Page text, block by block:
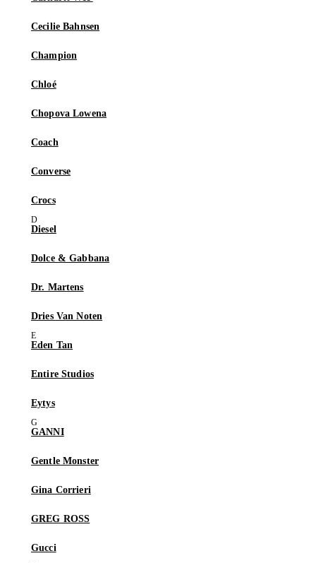
Cecilie Bahnsen
Champion
Chloé
Chopova Lowena
Coach
Converse
Crocs
Diesel
Dolce & Gabbana
Dr. Martens
Dries Van Noten
Eden Tan
Entire Studios
Eytys
GANNI
Gentle Monster
Gina Corrieri
GREG ROSS
Gucci